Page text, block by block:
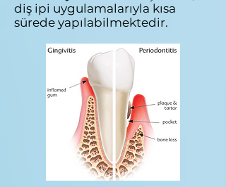
diş ipi uygulamalarıyla kısa
sürede yapılabilmektedir.